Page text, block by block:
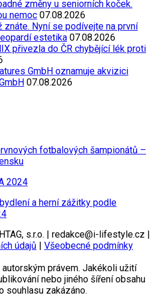
změny u seniorních koček.
nemoc 07.08.2026
znáte. Nyní se podívejte na první
estetika 07.08.2026
přivezla do ČR chybějící lék proti
GmbH oznamuje akvizici
07.08.2026
fotbalových šampionátů –
a herní zážitky podle
s.r.o. | redakce@i-lifestyle.cz |
údajů
Všeobecné podmínky
autorským právem. Jakékoli užití
nebo jiného šíření obsahu
souhlasu zakázáno.